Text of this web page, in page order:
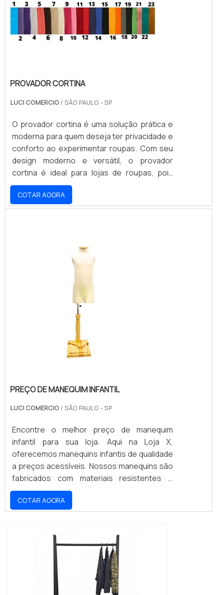
PROVADOR CORTINA
LUCI COMERCIO / SÃO PAULO - SP
O provador cortina é uma solução prática e
moderna para quem deseja ter privacidade e
conforto ao experimentar roupas. Com seu
design moderno e versátil, o provador
cortina é ideal para lojas de roupas, pois
oferece aos clientes um ambiente seguro e
aconchegante para experimentar as peças.
Além disso, o provador cortina é fácil de
COTAR AGORA
PREÇO DE MANEQUIM INFANTIL
LUCI COMERCIO / SÃO PAULO - SP
Encontre o melhor preço de manequim
infantil para sua loja. Aqui na Loja X,
oferecemos manequins infantis de qualidade
a preços acessíveis. Nossos manequins são
fabricados com materiais resistentes e
duráveis, para que sua loja possa contar com
peças de qualidade por muito tempo. Não
perca a oportunidade de adquirir manequins
melhor para seus clientes. Aproveite nossas
ofertas e compre agora mesmo!
COTAR AGORA